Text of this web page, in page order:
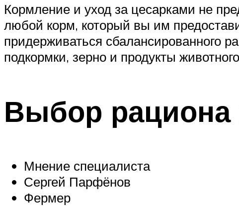
Кормление и уход за цесарками не
любой корм, который вы им
придерживаться сбалансированного
подкормки, зерно и продукты
Выбор рациона
Мнение специалиста
Сергей Парфёнов
Фермер